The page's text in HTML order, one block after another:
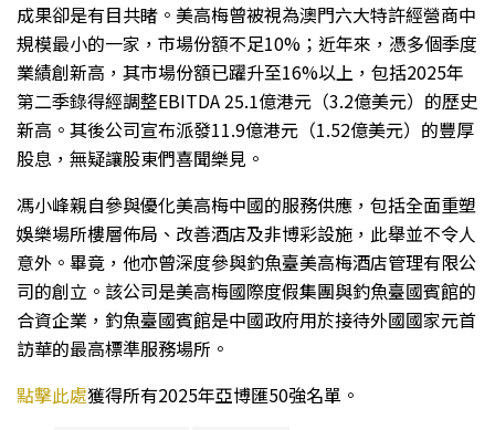
成果卻是有目共睹。美高梅曾被視為澳門六大特許經營商中
規模最小的一家，市場份額不足10%；近年來，憑多個季度
業績創新高，其市場份額已躍升至16%以上，包括2025年
第二季錄得經調整EBITDA 25.1億港元（3.2億美元）的歷史
新高。其後公司宣布派發11.9億港元（1.52億美元）的豐厚
股息，無疑讓股東們喜聞樂見。
馮小峰親自參與優化美高梅中國的服務供應，包括全面重塑
娛樂場所樓層佈局、改善酒店及非博彩設施，此舉並不令人
意外。畢竟，他亦曾深度參與釣魚臺美高梅酒店管理有限公
司的創立。該公司是美高梅國際度假集團與釣魚臺國賓館的
合資企業，釣魚臺國賓館是中國政府用於接待外國國家元首
訪華的最高標準服務場所。
點擊此處獲得所有2025年亞博匯50強名單。